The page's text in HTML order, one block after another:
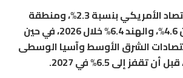
كما توقع نمو الاقتصاد الأمريكي بنسبة 2.3%، ومنطقة
اليورو 0.9%، والصين 4.6%، والهند 6.4% خلال 2026، في حين
الشرق الأوسط وآسيا الوسطى